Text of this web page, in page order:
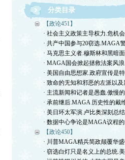
分类目录
【政论451】
· 社会主义政策主导权力.危机
· 共产中国参与20窃选.MAGA
· 马克思主义者.穆斯林和黑暗
· MAGA国会掀起拯救法案风
· 美国自由思想家.政府宣传是
· 致命的无知和邪恶的左派以及
· 主流新闻和记者是愚蠢.傲慢
· 承前继后.MAGA 历史性的戴
· 美日环太军演.卢比奥深刻总
· 数据中心争论是MAGA议程
【政论450】
· 川普MAGA精兵简政颠覆华
· 窃选白灯只是名义上的总统.